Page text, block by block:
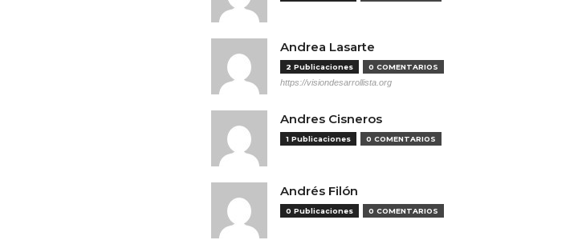
Andrea Lasarte
2 Publicaciones 0 COMENTARIOS
https://visiondesarrollista.org
Andres Cisneros
1 Publicaciones 0 COMENTARIOS
Andrés Filón
0 Publicaciones 0 COMENTARIOS